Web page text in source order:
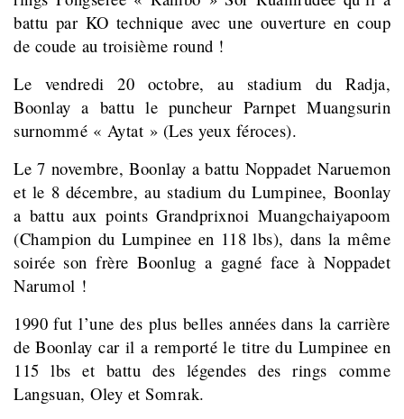
battu par KO technique avec une ouverture en coup
de coude au troisième round !
Le vendredi 20 octobre, au stadium du Radja,
Boonlay a battu le puncheur Parnpet Muangsurin
surnommé « Aytat » (Les yeux féroces).
Le 7 novembre, Boonlay a battu Noppadet Naruemon
et le 8 décembre, au stadium du Lumpinee, Boonlay
a battu aux points Grandprixnoi Muangchaiyapoom
(Champion du Lumpinee en 118 lbs), dans la même
soirée son frère Boonlug a gagné face à Noppadet
Narumol !
1990 fut l’une des plus belles années dans la carrière
de Boonlay car il a remporté le titre du Lumpinee en
115 lbs et battu des légendes des rings comme
Langsuan, Oley et Somrak.